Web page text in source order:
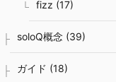
fizz (17)
soloQ概念 (39)
ガイド (18)